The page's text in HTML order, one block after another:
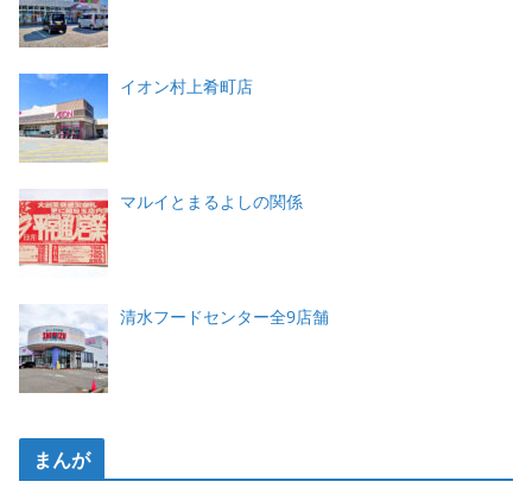
イオン村上肴町店
マルイとまるよしの関係
清水フードセンター全9店舗
まんが